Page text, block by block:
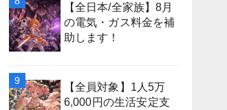
【全日本/全家族】8月
の電気・ガス料金を補
助します！
【全員対象】1人5万
6,000円の生活安定支